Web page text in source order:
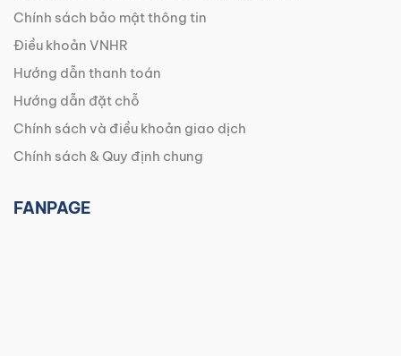
Chính sách bảo mật thông tin
Điều khoản VNHR
Hướng dẫn thanh toán
Hướng dẫn đặt chỗ
Chính sách và điều khoản giao dịch
Chính sách & Quy định chung
FANPAGE